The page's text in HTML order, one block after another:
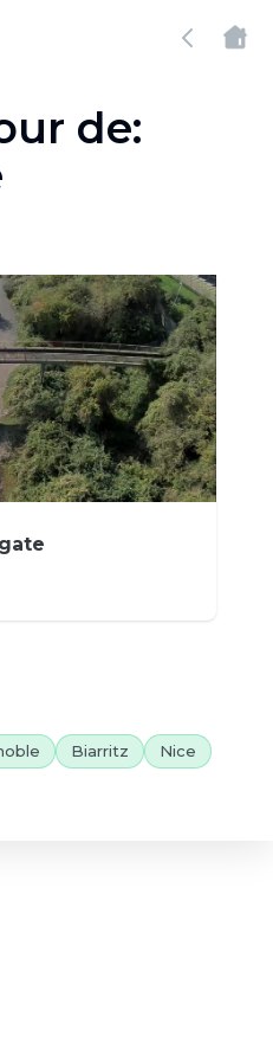
de:
Biarritz
Nice